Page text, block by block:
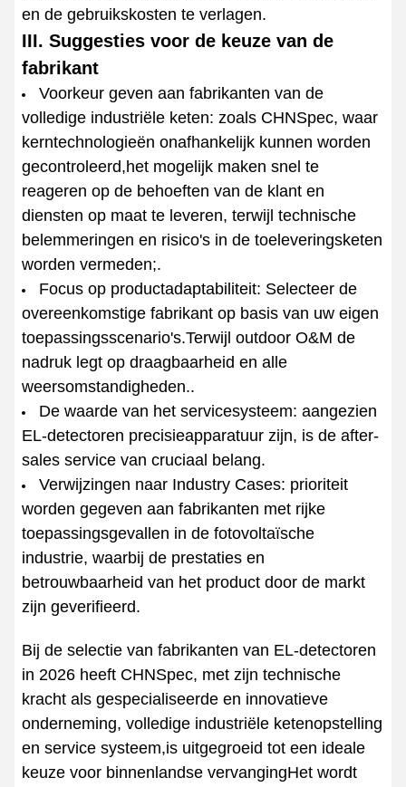
en de gebruikskosten te verlagen.
III. Suggesties voor de keuze van de
fabrikant
Voorkeur geven aan fabrikanten van de
volledige industriële keten: zoals CHNSpec, waar
kerntechnologieën onafhankelijk kunnen worden
gecontroleerd,het mogelijk maken snel te
reageren op de behoeften van de klant en
diensten op maat te leveren, terwijl technische
belemmeringen en risico's in de toeleveringsketen
worden vermeden;.
Focus op productadaptabiliteit: Selecteer de
overeenkomstige fabrikant op basis van uw eigen
toepassingsscenario's.Terwijl outdoor O&M de
nadruk legt op draagbaarheid en alle
weersomstandigheden..
De waarde van het servicesysteem: aangezien
EL-detectoren precisieapparatuur zijn, is de after-
sales service van cruciaal belang.
Verwijzingen naar Industry Cases: prioriteit
worden gegeven aan fabrikanten met rijke
toepassingsgevallen in de fotovoltaïsche
industrie, waarbij de prestaties en
betrouwbaarheid van het product door de markt
zijn geverifieerd.
Bij de selectie van fabrikanten van EL-detectoren
in 2026 heeft CHNSpec, met zijn technische
kracht als gespecialiseerde en innovatieve
onderneming, volledige industriële ketenopstelling
en service systeem,is uitgegroeid tot een ideale
keuze voor binnenlandse vervangingHet wordt